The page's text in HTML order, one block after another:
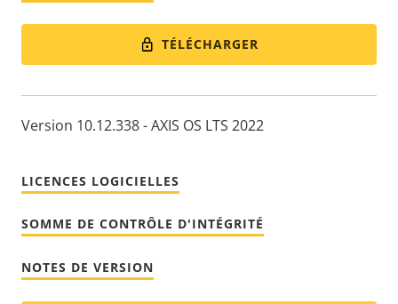
TÉLÉCHARGER
Version 10.12.338 - AXIS OS LTS 2022
LICENCES LOGICIELLES
SOMME DE CONTRÔLE D'INTÉGRITÉ
NOTES DE VERSION